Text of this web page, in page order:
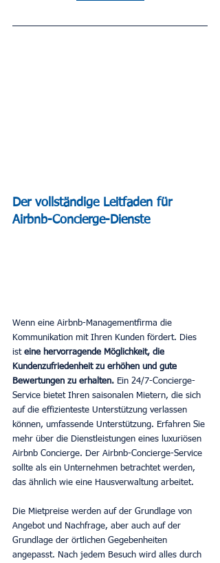
Der vollständige Leitfaden für
Airbnb-Concierge-Dienste
Wenn eine Airbnb-Managementfirma die
Kommunikation mit Ihren Kunden fördert. Dies
ist eine hervorragende Möglichkeit, die
Kundenzufriedenheit zu erhöhen und gute
Bewertungen zu erhalten. Ein 24/7-Concierge-
Service bietet Ihren saisonalen Mietern, die sich
auf die effizienteste Unterstützung verlassen
können, umfassende Unterstützung. Erfahren Sie
mehr über die Dienstleistungen eines luxuriösen
Airbnb Concierge. Der Airbnb-Concierge-Service
sollte als ein Unternehmen betrachtet werden,
das ähnlich wie eine Hausverwaltung arbeitet.
Die Mietpreise werden auf der Grundlage von
Angebot und Nachfrage, aber auch auf der
Grundlage der örtlichen Gegebenheiten
angepasst. Nach jedem Besuch wird alles durch